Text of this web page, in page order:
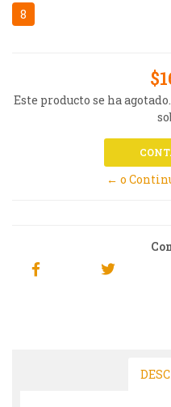
8
Este producto se ha
← o